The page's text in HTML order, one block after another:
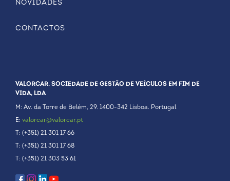
NOVIDADES
CONTACTOS
VALORCAR. SOCIEDADE DE GESTÃO DE VEÍCULOS EM FIM DE
VIDA, LDA
M: Av. da Torre de Belém, 29. 1400-342 Lisboa. Portugal
E: valorcar@valorcar.pt
T: (+351) 21 301 17 66
T: (+351) 21 301 17 68
T: (+351) 21 303 53 61